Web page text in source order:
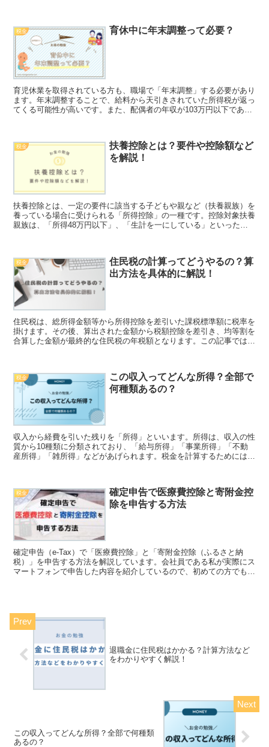
税金 育休中に年末調整って必要？
育児休業を取得されている方も、職場で「年末調整」する必要があり
ます。年末調整することで、給料から天引きされていた所得税が返っ
てくる可能性が高いです。また、配偶者の年収が103万円以下であれ
税金
扶養控除とは？要件や控除額など
を解説！
扶養控除とは、一定の要件に該当する子どもや親など（扶養親族）を
養っている場合に受けられる「所得控除」の一種です。控除対象扶養
親族は、「所得48万円以下」、「生計を一にしている」といった複
税金
住民税の計算ってどうやるの？算
出方法を具体的に解説！
住民税は、総所得金額等から所得控除を差引いた課税標準額に税率を
掛けます。その後、算出された金額から税額控除を差引き、均等割を
合算した金額が最終的な住民税の年税額となります。この記事では、
税金
この収入ってどんな所得？全部で
何種類あるの？
収入から経費を引いた残りを「所得」といいます。所得は、収入の性
質から10種類に分類されており、「給与所得」「事業所得」「不動
産所得」「雑所得」などがあげられます。税金を計算するためには所
税金
確定申告で医療費控除と寄附金控
除を申告する方法
確定申告（e-Tax）で「医療費控除」と「寄附金控除（ふるさと納
税）」を申告する方法を解説しています。会社員である私が実際にス
マートフォンで申告した内容を紹介しているので、初めての方でも簡
退職金に住民税はかかる？計算方法など
をわかりやすく解説！
この収入ってどんな所得？全部で何種類
あるの？